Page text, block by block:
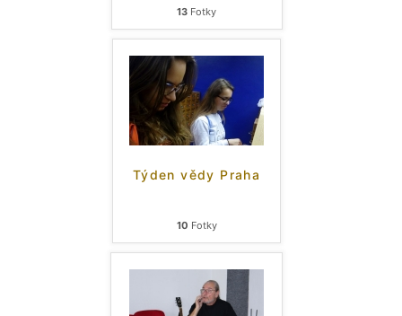
13 Fotky
Týden vědy Praha
10 Fotky